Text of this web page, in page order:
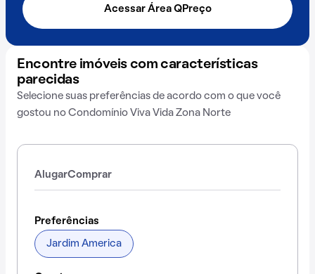
Acessar Área QPreço
Encontre imóveis com características
parecidas
Selecione suas preferências de acordo com o que você
gostou no Condomínio Viva Vida Zona Norte
AlugarComprar
Preferências
Jardim America